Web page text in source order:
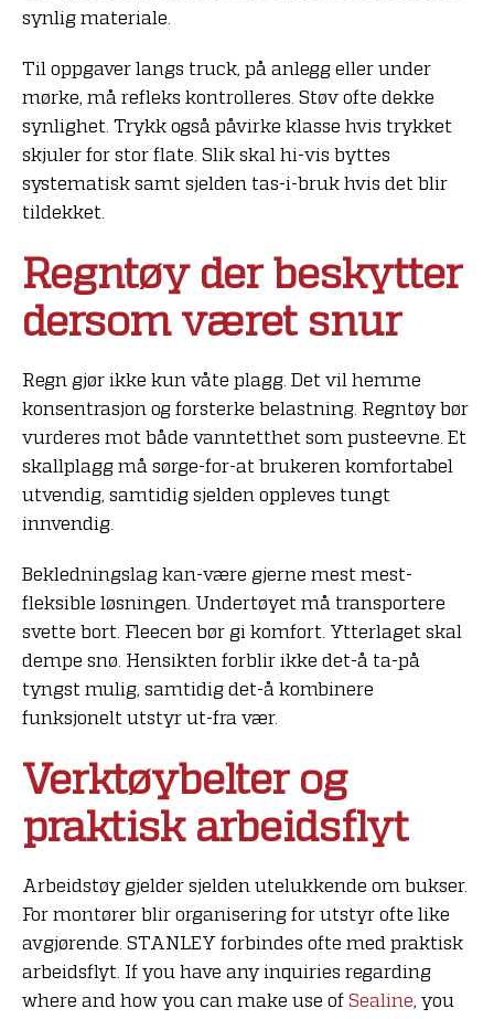
synlig materiale.
Til oppgaver langs truck, på anlegg eller under
mørke, må refleks kontrolleres. Støv ofte dekke
synlighet. Trykk også påvirke klasse hvis trykket
skjuler for stor flate. Slik skal hi-vis byttes
systematisk samt sjelden tas-i-bruk hvis det blir
tildekket.
Regntøy der beskytter
dersom været snur
Regn gjør ikke kun våte plagg. Det vil hemme
konsentrasjon og forsterke belastning. Regntøy bør
vurderes mot både vanntetthet som pusteevne. Et
skallplagg må sørge-for-at brukeren komfortabel
utvendig, samtidig sjelden oppleves tungt
innvendig.
Bekledningslag kan-være gjerne mest mest-
fleksible løsningen. Undertøyet må transportere
svette bort. Fleecen bør gi komfort. Ytterlaget skal
dempe snø. Hensikten forblir ikke det-å ta-på
tyngst mulig, samtidig det-å kombinere
funksjonelt utstyr ut-fra vær.
Verktøybelter og
praktisk arbeidsflyt
Arbeidstøy gjelder sjelden utelukkende om bukser.
For montører blir organisering for utstyr ofte like
avgjørende. STANLEY forbindes ofte med praktisk
arbeidsflyt. If you have any inquiries regarding
where and how you can make use of Sealine , you